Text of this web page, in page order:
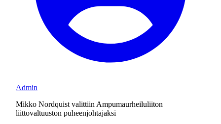
Admin
Mikko Nordquist valittiin Ampumaurheiluliiton
liittovaltuuston puheenjohtajaksi